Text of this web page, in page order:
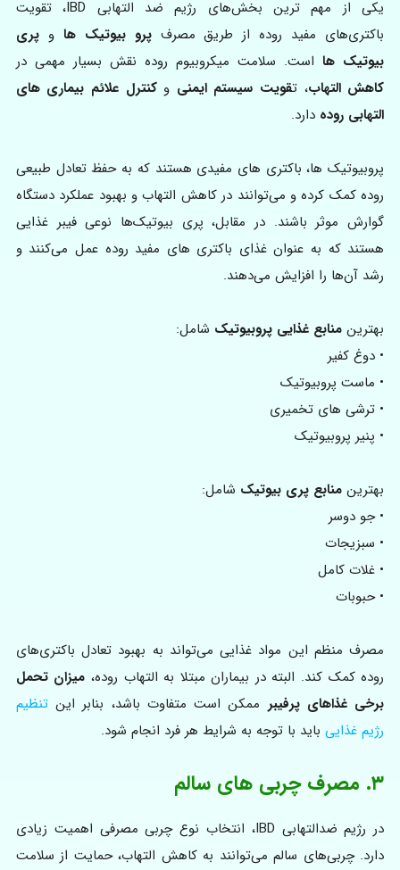
یکی از مهم‌ ترین بخش‌های رژیم ضد التهابی IBD، تقویت
باکتری‌های مفید روده از طریق مصرفپرو بیوتیک‌ هاوپری‌
بیوتیک‌ ها است. سلامت میکروبیوم روده نقش بسیار مهمی در
کاهش التهاب، تقویت سیستم ایمنی وکنترل علائم بیماری‌ های
التهابی روده دارد.
پروبیوتیک‌ ها، باکتری‌ های مفیدی هستند که به حفظ تعادل طبیعی
روده کمک کرده و می‌توانند در کاهش التهاب و بهبود عملکرد دستگاه
گوارش موثر باشند. در مقابل، پری‌ بیوتیک‌ها نوعی فیبر غذایی
هستند که به‌ عنوان غذای باکتری‌ های مفید روده عمل می‌کنند و
رشد آن‌ها را افزایش می‌دهند.
بهترین منابع غذایی پروبیوتیک شامل:
• دوغ کفیر
• ماست پروبیوتیک
• ترشی های تخمیری
• پنیر پروبیوتیک
بهترین منابع پری بیوتیک شامل:
• جو دوسر
• سبزیجات
• غلات کامل
• حبوبات
مصرف منظم این مواد غذایی می‌تواند به بهبود تعادل باکتری‌های
روده کمک کند. البته در بیماران مبتلا به التهاب روده، میزان تحمل
برخی غذاهای پرفیبر ممکن است متفاوت باشد، بنابر اینتنظیم
رژیم غذاییباید با توجه به شرایط هر فرد انجام شود.
۳. مصرف چربی‌ های سالم
در رژیم ضدالتهابی IBD، انتخاب نوع چربی مصرفی اهمیت زیادی
دارد. چربی‌های سالم می‌توانند به کاهش التهاب، حمایت از سلامت